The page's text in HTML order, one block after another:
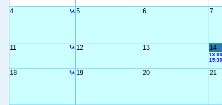
4 5 6 7
11 12 13 14
13:00
15:30
18 19 20 21